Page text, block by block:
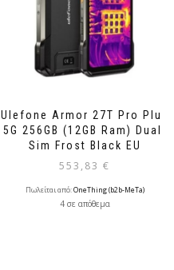
Ulefone Armor 27T Pro Plus
5G 256GB (12GB Ram) Dual-
Sim Frost Black EU
553,83 €
Πωλείται από:OneThing (b2b-MeTa)
4 σε απόθεμα